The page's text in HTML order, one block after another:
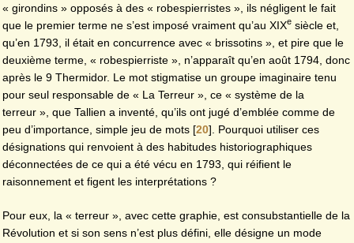
« girondins » opposés à des « robespierristes », ils négligent le fait
que le premier terme ne s’est imposé vraiment qu’au XIXe siècle et,
qu’en 1793, il était en concurrence avec « brissotins », et pire que le
deuxième terme, « robespierriste », n’apparaît qu’en août 1794, donc
après le 9 Thermidor. Le mot stigmatise un groupe imaginaire tenu
pour seul responsable de « La Terreur », ce « système de la
terreur », que Tallien a inventé, qu’ils ont jugé d’emblée comme de
peu d’importance, simple jeu de mots [20] . Pourquoi utiliser ces
désignations qui renvoient à des habitudes historiographiques
déconnectées de ce qui a été vécu en 1793, qui réifient le
raisonnement et figent les interprétations ?
Pour eux, la « terreur », avec cette graphie, est consubstantielle de la
Révolution et si son sens n’est plus défini, elle désigne un mode